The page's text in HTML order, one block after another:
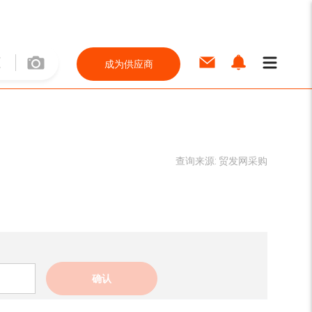
成为供应商
查询来源: 贸发网采购
确认